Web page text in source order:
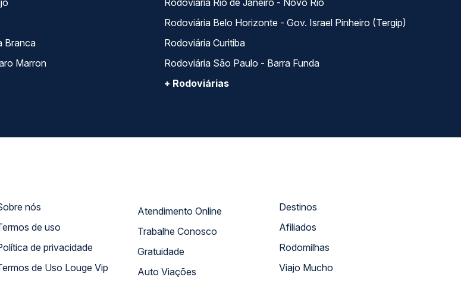
Branca
Marron
Rodoviária Rio de Janeiro - Novo Rio
Rodoviária Belo Horizonte - Gov. Israel Pinheiro (Tergip)
Rodoviária Curitiba
Rodoviária São Paulo - Barra Funda
+ Rodoviárias
nós
Termos de uso
Política de privacidade
Termos de Uso Louge Vip
Atendimento Online
Trabalhe Conosco
Gratuidade
Auto Viações
Destinos
Afiliados
Rodomilhas
Viajo Mucho